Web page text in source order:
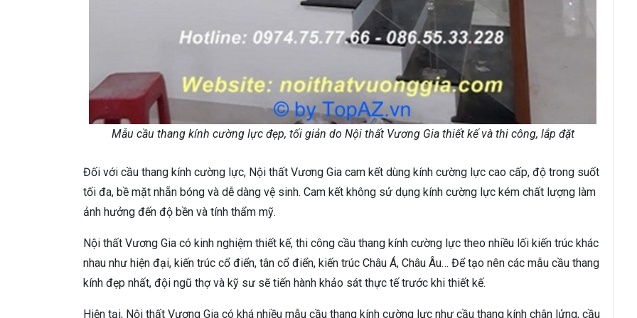
Mẫu cầu thang kính cường lực đẹp, tối giản do Nội thất Vương Gia thiết kế và thi công, lắp đặt
Đối với cầu thang kính cường lực, Nội thất Vương Gia cam kết dùng kính cường lực cao cấp, độ trong suốt
tối đa, bề mặt nhẵn bóng và dễ dàng vệ sinh. Cam kết không sử dụng kính cường lực kém chất lượng làm
ảnh hưởng đến độ bền và tính thẩm mỹ.
Nội thất Vương Gia có kinh nghiệm thiết kế, thi công cầu thang kính cường lực theo nhiều lối kiến trúc khác
nhau như hiện đại, kiến trúc cổ điển, tân cổ điển, kiến trúc Châu Á, Châu Âu… Để tạo nên các mẫu cầu thang
kính đẹp nhất, đội ngũ thợ và kỹ sư sẽ tiến hành khảo sát thực tế trước khi thiết kế.
Hiện tại, Nội thất Vương Gia có khá nhiều mẫu cầu thang kính cường lực như cầu thang kính chân lửng, cầu